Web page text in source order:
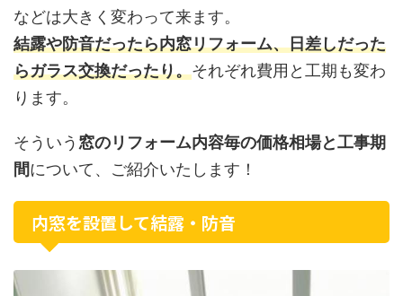
などは大きく変わって来ます。
結露や防音だったら内窓リフォーム、日差しだった
らガラス交換だったり。それぞれ費用と工期も変わ
ります。
そういう 窓のリフォーム内容毎の価格相場と工事期
間について、ご紹介いたします！
内窓を設置して結露・防音